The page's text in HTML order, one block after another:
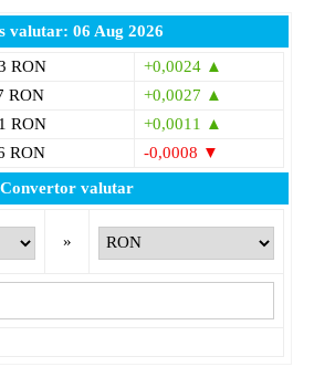
valutar: 06 Aug 2026
RON
+0,0024 ▲
RON
+0,0027 ▲
RON
+0,0011 ▲
RON
-0,0008 ▼
Convertor valutar
»